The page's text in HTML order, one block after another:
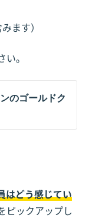
ます）
。
のゴールドク
はどう感じてい
ピックアップし